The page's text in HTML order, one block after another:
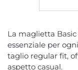
La maglietta
essenziale per
taglio regular fit,
aspetto casual.